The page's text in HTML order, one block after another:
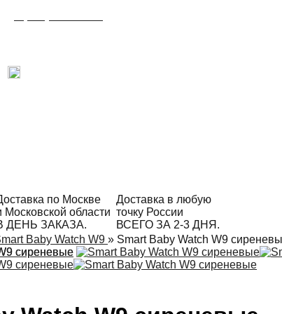
по Москве
Московской области
ДЕНЬ ЗАКАЗА.
Доставка в любую
точку России
ВСЕГО ЗА 2-3 ДНЯ.
Baby Watch W9 » Smart Baby Watch W9